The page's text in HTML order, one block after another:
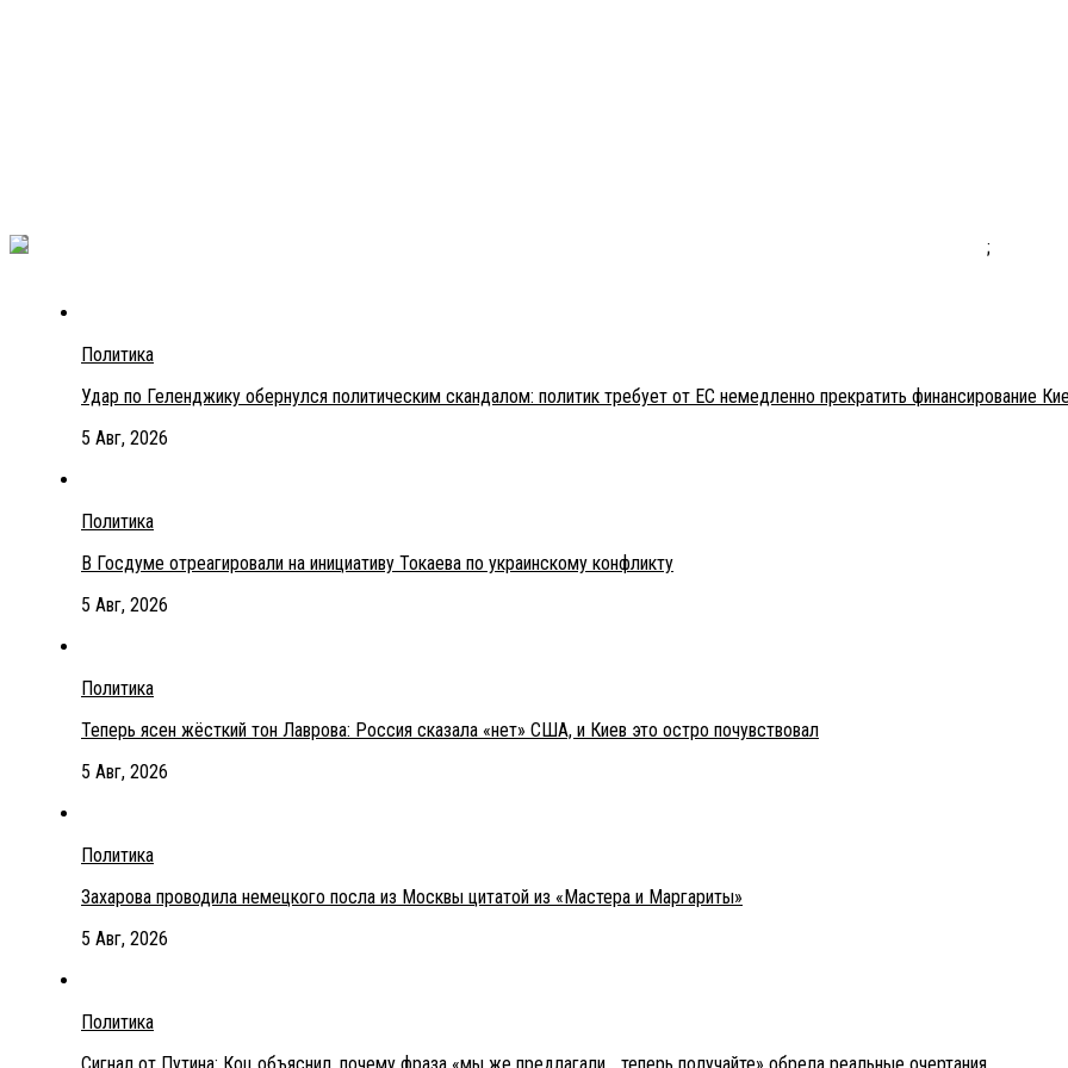
;
Политика
Удар по Геленджику обернулся политическим скандалом: политик требует от ЕС немедленно прекратить финансирование
5 Авг, 2026
Политика
В Госдуме отреагировали на инициативу Токаева по украинскому конфликту
5 Авг, 2026
Политика
Теперь ясен жёсткий тон Лаврова: Россия сказала «нет» США, и Киев это остро почувствовал
5 Авг, 2026
Политика
Захарова проводила немецкого посла из Москвы цитатой из «Мастера и Маргариты»
5 Авг, 2026
Политика